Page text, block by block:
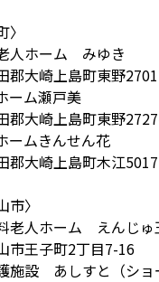
〉
人ホーム みゆき
郡大崎上島町東野2701
ーム瀬戸美
郡大崎上島町東野
ームきんせん花
郡大崎上島町木江5017
市〉
老人ホーム えんじゅ
市王子町2丁目7-16
施設 あしすと（ショ